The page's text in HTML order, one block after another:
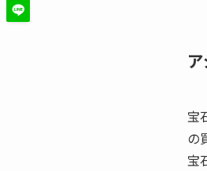
宝
の
宝